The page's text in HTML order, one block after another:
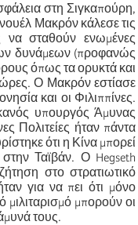
στη Σιγκαπούρη,
Μακρόν κάλεσε τις
να σταθούν ενωμένες
δυνάμεων (προφανώς
όπως τα ορυκτά και
χώρες. Ο Μακρόν εστίασε
και οι Φιλιππίνες.
υπουργός Άμυνας
Πολιτείες ήταν πάντα
ότι η Κίνα μπορεί
Ταϊβάν. Ο Hegseth
στο στρατιωτικό
για να πει ότι μόνο
μιλιταρισμό μπορούν οι
τους.